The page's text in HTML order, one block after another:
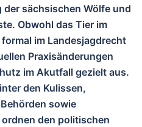
sächsischen Wölfe und
Obwohl das Tier im
im Landesjagdrecht
Praxisänderungen
im Akutfall gezielt aus.
den Kulissen,
sowie
den politischen